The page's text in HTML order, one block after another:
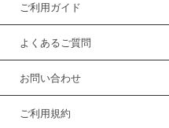
ご利用ガイド
よくあるご質問
お問い合わせ
ご利用規約